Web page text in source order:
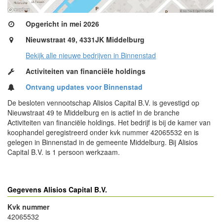
Opgericht in mei 2026
Nieuwstraat 49, 4331JK Middelburg
Bekijk alle nieuwe bedrijven in Binnenstad
Activiteiten van financiële holdings
Ontvang updates voor Binnenstad
De besloten vennootschap Alisios Capital B.V. is gevestigd op
Nieuwstraat 49 te Middelburg en is actief in de branche
Activiteiten van financiële holdings. Het bedrijf is bij de kamer van
koophandel geregistreerd onder kvk nummer 42065532 en is
gelegen in Binnenstad in de gemeente Middelburg. Bij Alisios
Capital B.V. is 1 persoon werkzaam.
Gegevens Alisios Capital B.V.
Kvk nummer
42065532